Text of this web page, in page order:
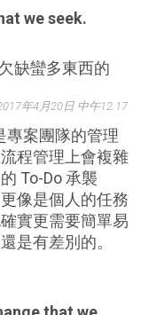
we seek.
缺蠻多東西的
年4月20日 中午12:17
專案團隊的管理
程管理上會複雜
To-Do 承襲
像是個人的任務
實更需要簡單易
是有差別的。